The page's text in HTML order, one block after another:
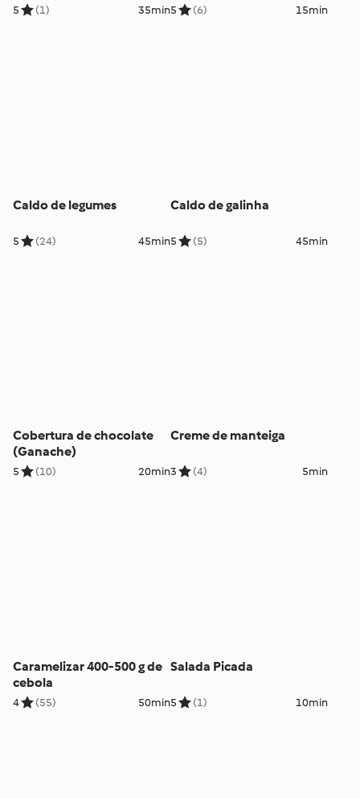
5 (1) 35min5 (6) 15min
Caldo de legumes
5 (24) 45min
Caldo de galinha
5 (5) 45min
Cobertura de chocolate
(Ganache)
5 (10) 20min
Creme de manteiga
3 (4) 5min
Caramelizar 400-500 g de
cebola
4 (55) 50min
Salada Picada
5 (1) 10min